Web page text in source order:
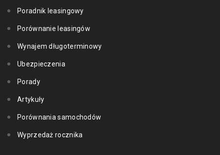
Poradnik leasingowy
Porównanie leasingów
Wynajem długoterminowy
Ubezpieczenia
Porady
Artykuły
Porównania samochodów
Wyprzedaż rocznika